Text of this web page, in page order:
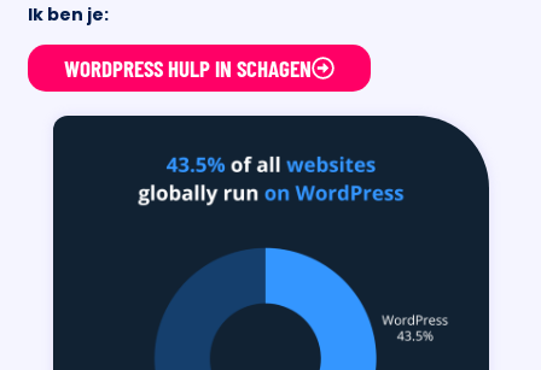
Ik ben je:
WORDPRESS HULP IN SCHAGEN